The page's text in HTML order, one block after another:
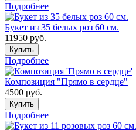
Подробнее
Букет из 35 белых роз 60 см.
11950 руб.
Купить
Подробнее
Композиция "Прямо в сердце"
4500 руб.
Купить
Подробнее